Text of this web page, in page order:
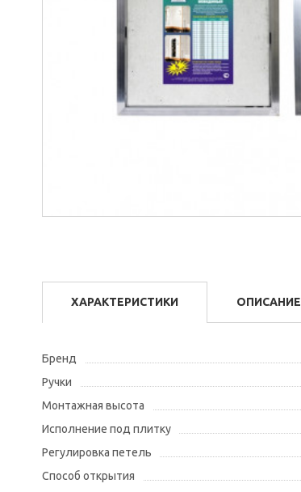
ХАРАКТЕРИСТИКИ ОПИСАНИЕ
Бренд
Ручки
Монтажная высота
Исполнение под плитку
Регулировка петель
Способ открытия